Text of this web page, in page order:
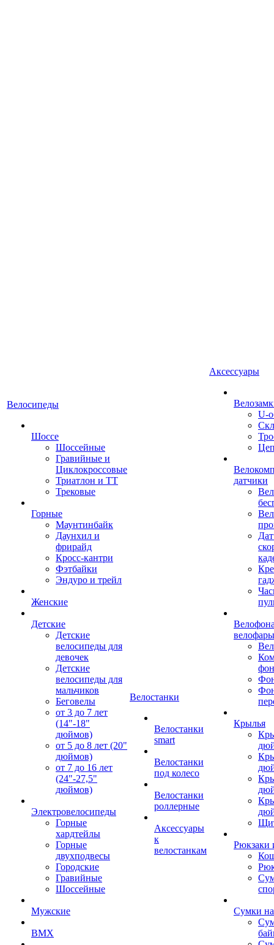
Велосипеды
Шоссе
Шоссейные
Гравийные и
Циклокроссовые
Триатлон и ТТ
Трековые
Горные
Маунтинбайк
Даунхил и
фрирайд
Кросс-кантри
Фэтбайки
Эндуро и трейл
Женские
Детские
Детские
велосипеды для
девочек
Детские
велосипеды для
мальчиков
Беговелы
от 3 до 7 лет
(14"-18"
дюймов)
от 5 до 8 лет (20"
дюймов)
от 7 до 16 лет
(24"-27,5"
дюймов)
Электровелосипеды
Горные
хардтейлы
Горные
двухподвесы
Городские
Гравийные
Шоссейные
Мужские
BMX
Велостанки
Велостанки
smart
Велостанки
под колесо
Велостанки
роллерные
Аксессуары
к
велостанкам
Аксессуары
U-
датчики
велофары
Крылья
Рюкзаки
Сумки